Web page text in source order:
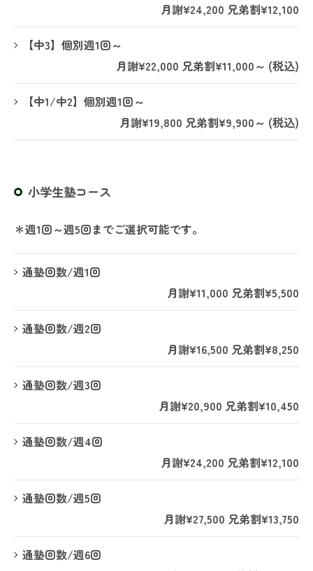
月謝¥24,200 兄弟割¥12,100
【中3】個別週1回～
月謝¥22,000 兄弟割¥11,000～ (税込)
【中1/中2】個別週1回～
月謝¥19,800 兄弟割¥9,900～ (税込)
小学生塾コース
＊週1回～週5回までご選択可能です。
通塾回数/週1回
月謝¥11,000 兄弟割¥5,500
通塾回数/週2回
月謝¥16,500 兄弟割¥8,250
通塾回数/週3回
月謝¥20,900 兄弟割¥10,450
通塾回数/週4回
月謝¥24,200 兄弟割¥12,100
通塾回数/週5回
月謝¥27,500 兄弟割¥13,750
通塾回数/週6回